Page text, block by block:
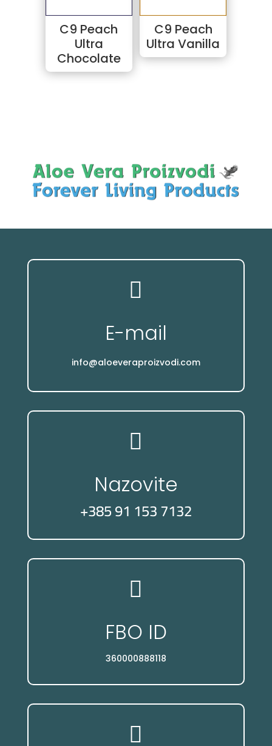
C9 Peach
Ultra
Chocolate
C9 Peach
Ultra Vanilla

E-mail
info@aloeveraproizvodi.com

Nazovite
+385 91 153 7132

FBO ID
360000888118
